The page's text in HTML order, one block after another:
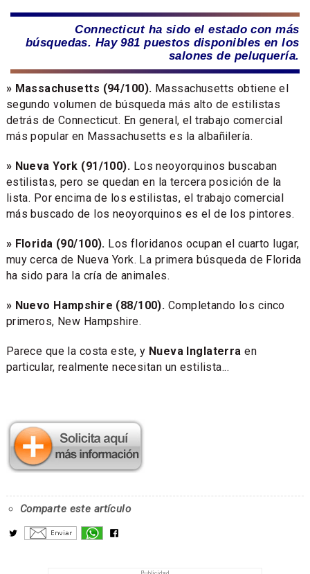
Connecticut ha sido el estado con más
búsquedas. Hay 981 puestos disponibles en los
salones de peluquería.
» Massachusetts (94/100). Massachusetts obtiene el
segundo volumen de búsqueda más alto de estilistas
detrás de Connecticut. En general, el trabajo comercial
más popular en Massachusetts es la albañilería.
» Nueva York (91/100). Los neoyorquinos buscaban
estilistas, pero se quedan en la tercera posición de la
lista. Por encima de los estilistas, el trabajo comercial
más buscado de los neoyorquinos es el de los pintores.
» Florida (90/100). Los floridanos ocupan el cuarto lugar,
muy cerca de Nueva York. La primera búsqueda de Florida
ha sido para la cría de animales.
» Nuevo Hampshire (88/100). Completando los cinco
primeros, New Hampshire.
Parece que la costa este, y Nueva Inglaterra en
particular, realmente necesitan un estilista...
Comparte este artículo